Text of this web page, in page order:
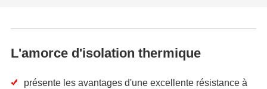
L'amorce d'isolation thermique
présente les avantages d'une excellente résistance à